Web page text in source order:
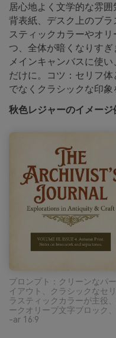
居心地よく文学的な雰
背表紙、デスク上のブ
スティックカラーやオ
つ、全体が暗くなりす
メインキャンバスに使
だけに。コツ：セリフ
でなくクラシックな印象
秋色レジャーのイメージ
プロンプト：クリーンなパ
イアウト、クラシックなセ
ラスティックカラーが主役
ークオリーブ文字ブロック
-ar 16:9